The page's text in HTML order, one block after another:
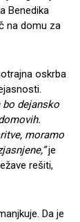
Benedika
na domu za
oskrba
bo dejansko
moramo
je
rešiti,
Da je